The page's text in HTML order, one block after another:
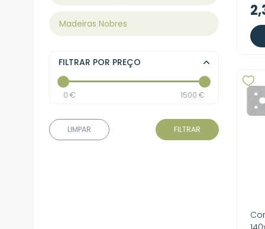
Madeiras Nobres
FILTRAR POR PREÇO
0 € 1500 €
LIMPAR FILTRAR